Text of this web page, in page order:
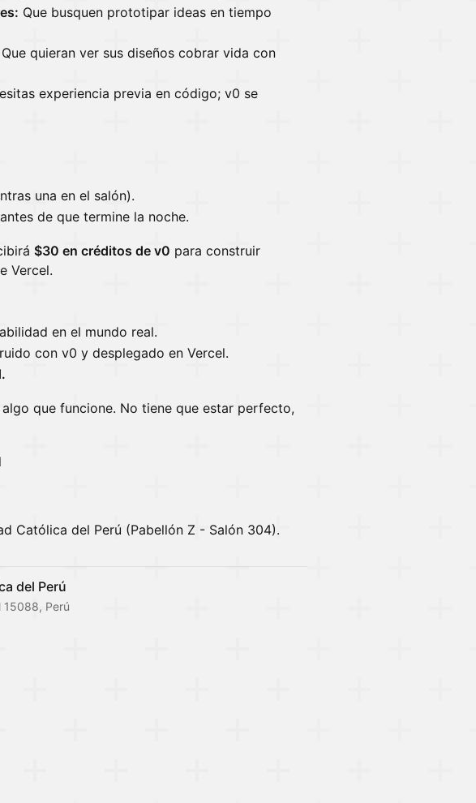
Que busquen prototipar ideas en tiempo
Que quieran ver sus diseños cobrar vida con
experiencia previa en código; v0 se
una en el salón).
de que termine la noche.
$30 en créditos de v0 para construir
Vercel.
en el mundo real.
con v0 y desplegado en Vercel.
que funcione. No tiene que estar perfecto,
Católica del Perú (Pabellón Z - Salón 304).
del Perú
15088, Perú